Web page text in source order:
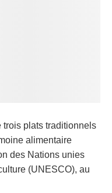
trois plats traditionnels
alimentaire
des Nations unies
(UNESCO), au